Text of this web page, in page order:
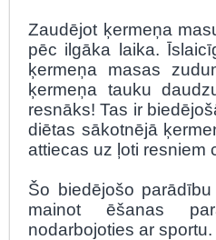
Zaudējot ķermeņa
pēc ilgāka laika.
ķermeņa masas
ķermeņa tauku
resnāks! Tas ir
diētas sākotnējā
attiecas uz ļoti resniem
Šo biedējošo
mainot ēšanas
nodarbojoties ar sportu.